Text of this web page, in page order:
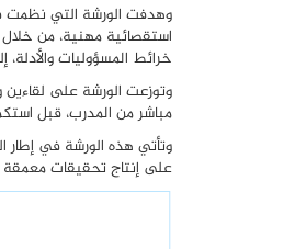
وهدفت الورشة التي نظمت
استقصائية مهنية، من خلال
خرائط المسؤوليات
وتوزعت الورشة على
مباشر من المدرب، قبل
وتأتي هذه الورشة في إطار
على إنتاج تحقيقات معمقة